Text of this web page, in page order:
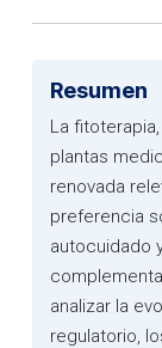
Resumen
La
plantas
renovada
preferencia
autocuidado
analizar la
regulatorio,